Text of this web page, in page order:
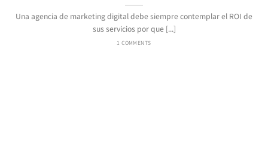
Una agencia de marketing digital debe siempre contemplar el ROI de
sus servicios por que [...]
1 COMMENTS